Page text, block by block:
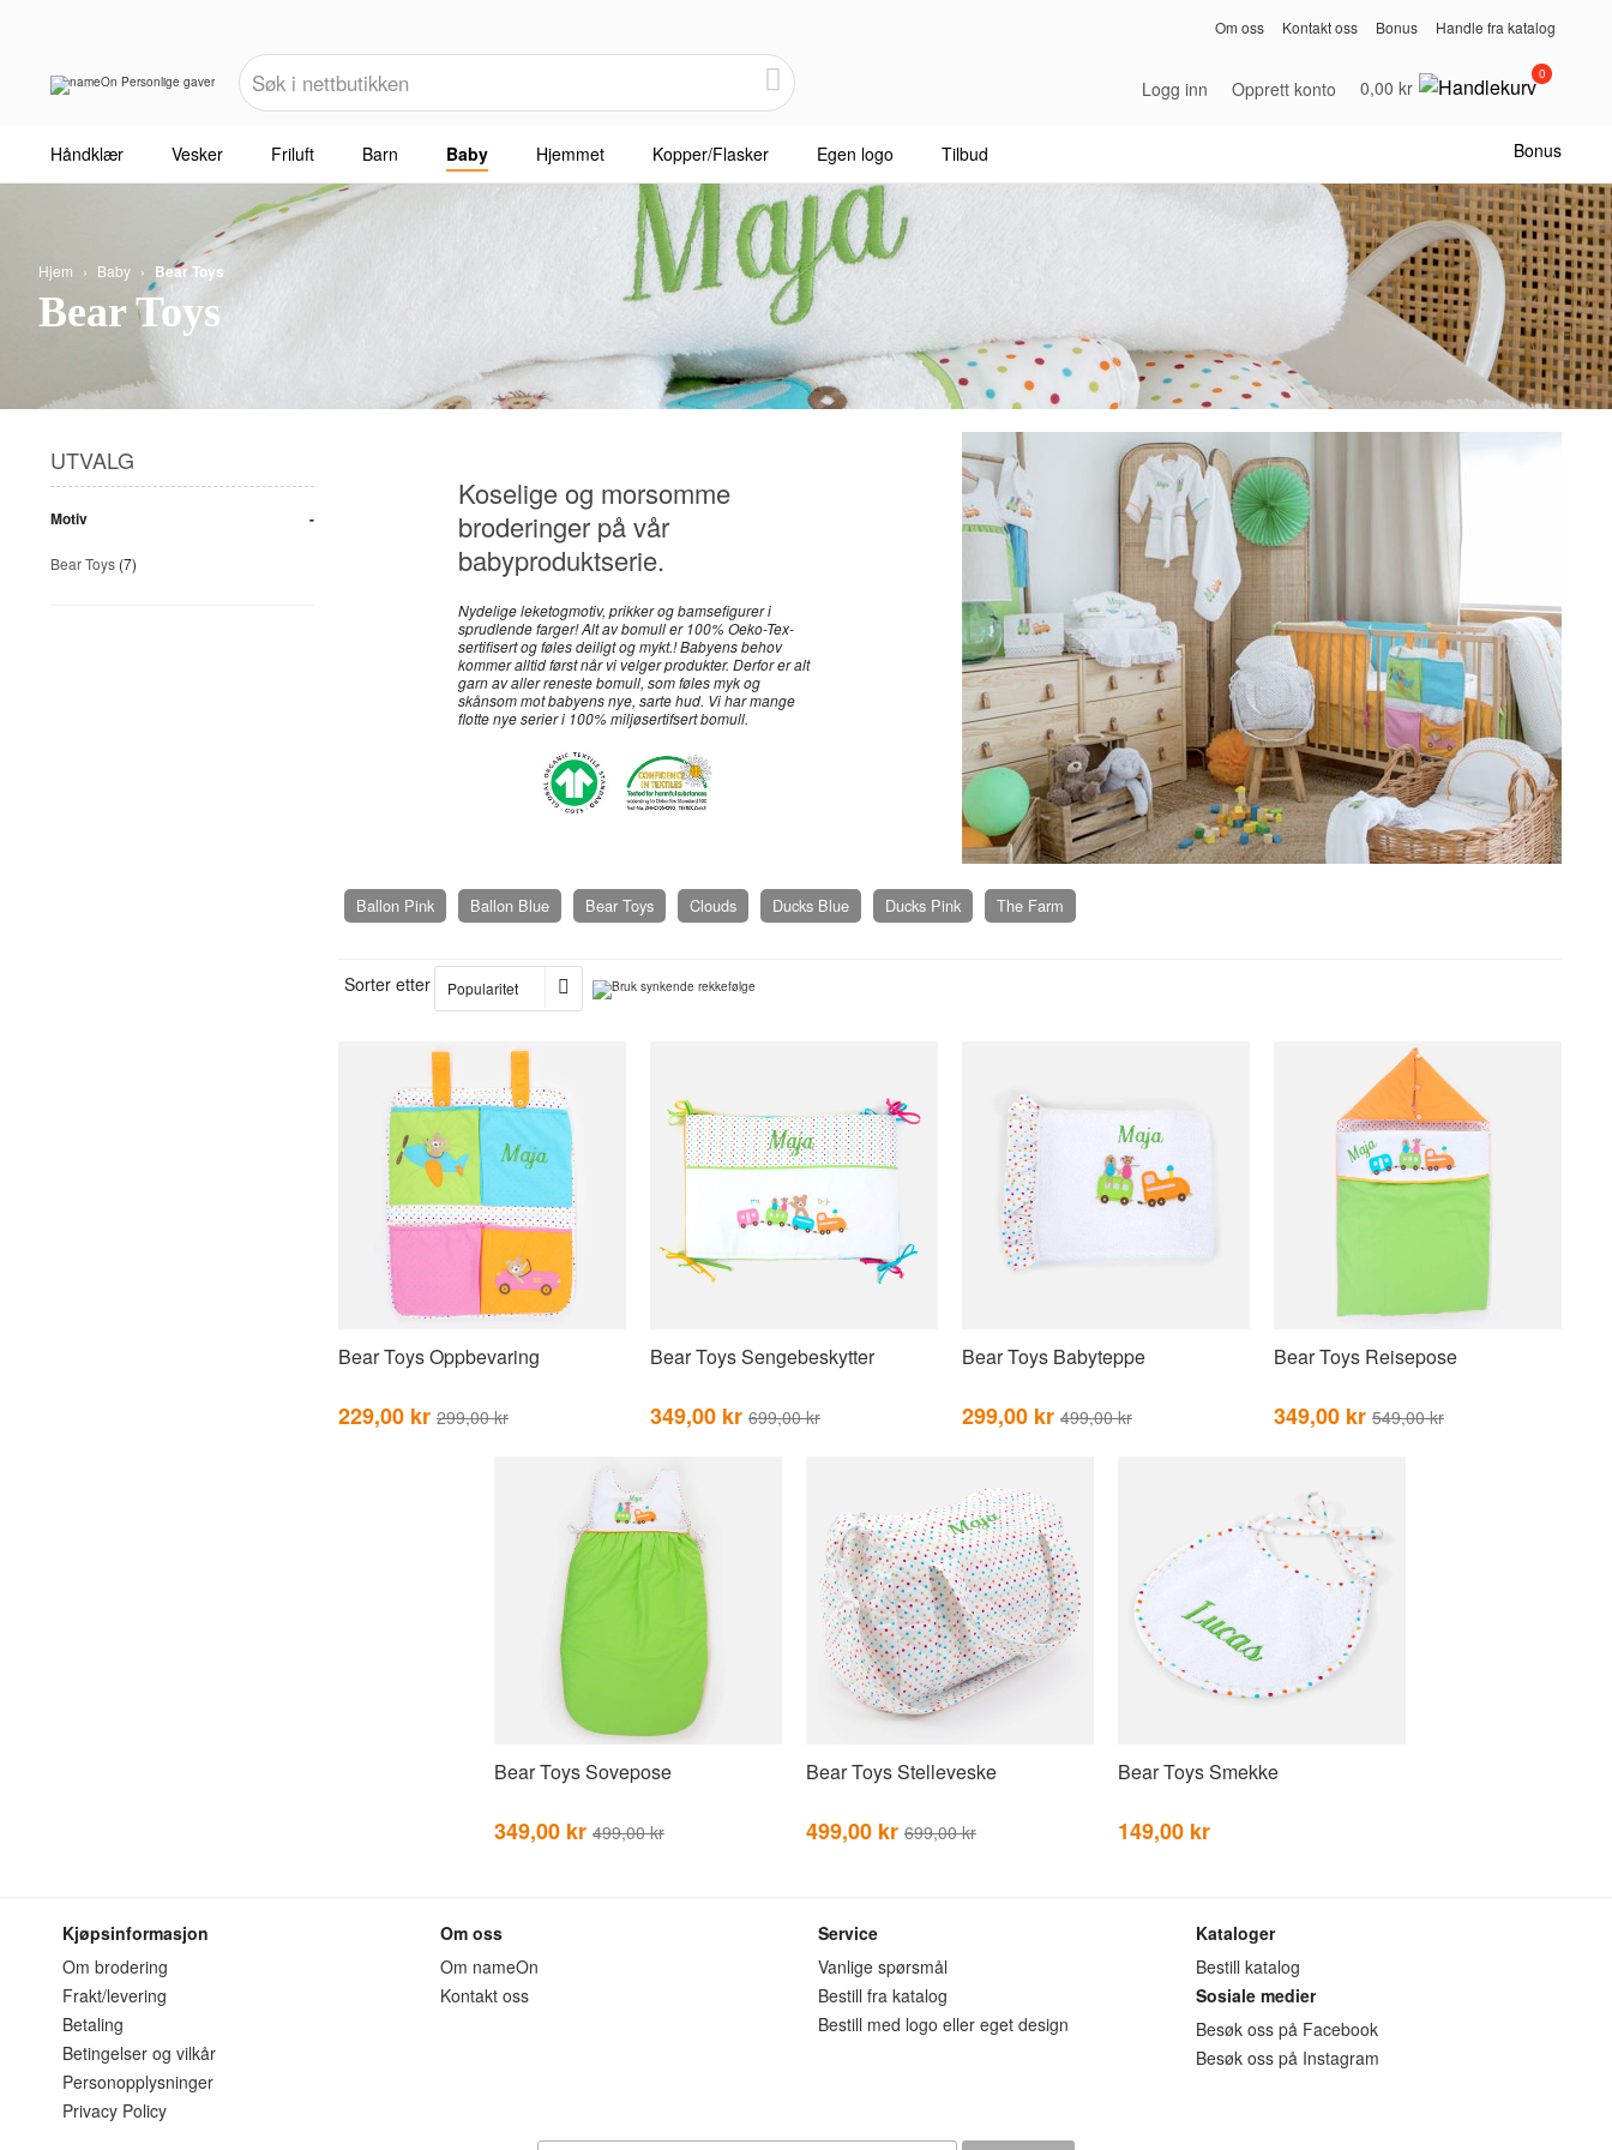
Om oss Kontakt oss Bonus Handle fra katalog
Logg inn Opprett konto 0,00 kr
0
Håndklær Vesker Friluft Barn Baby Hjemmet Kopper/Flasker Egen logo Tilbud Bonus
Hjem › Baby › Bear Toys
Bear Toys
UTVALG
Motiv
Bear Toys (7)
Koselige og morsomme
broderinger på vår
babyproduktserie.
Nydelige leketogmotiv, prikker og bamsefigurer i
sprudlende farger! Alt av bomull er 100% Oeko-Tex-
sertifisert og føles deiligt og mykt.! Babyens behov
kommer alltid først når vi velger produkter. Derfor er alt
garn av aller reneste bomull, som føles myk og
skånsom mot babyens nye, sarte hud. Vi har mange
flotte nye serier i 100% miljøsertifsert bomull.
Ballon Pink Ballon Blue Bear Toys Clouds Ducks Blue Ducks Pink The Farm
Sorter etter
Bear Toys Oppbevaring
229,00 kr 299,00 kr
Bear Toys Sengebeskytter
349,00 kr 699,00 kr
Bear Toys Babyteppe
299,00 kr 499,00 kr
Bear Toys Reisepose
349,00 kr 549,00 kr
Bear Toys Sovepose
349,00 kr 499,00 kr
Bear Toys Stelleveske
499,00 kr 699,00 kr
Bear Toys Smekke
149,00 kr
Kjøpsinformasjon
Om brodering
Frakt/levering
Betaling
Betingelser og vilkår
Personopplysninger
Privacy Policy
Om oss
Om nameOn
Kontakt oss
Service
Vanlige spørsmål
Bestill fra katalog
Bestill med logo eller eget design
Kataloger
Bestill katalog
Sosiale medier
Besøk oss på Facebook
Besøk oss på Instagram